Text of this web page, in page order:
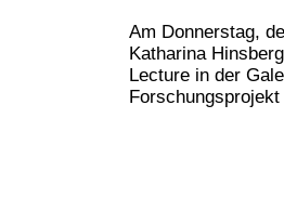
Am Donnerstag,
Katharina
Lecture in der